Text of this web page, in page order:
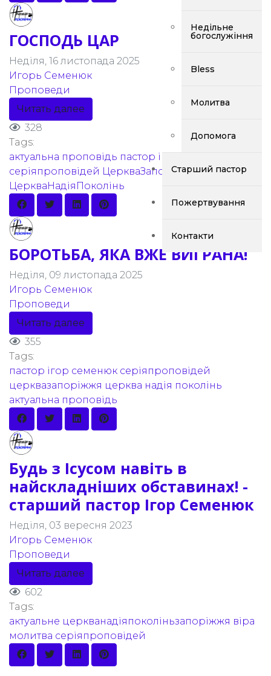
Недільне
богослужіння
Bless
Молитва
Допомога
Старший пастор
Пожертвування
Контакти
ГОСПОДЬ ЦАР
Неділя, 16 листопада 2025
Игорь Семенюк
Проповеди
Читать далее
328
Tags:
актуальна проповідь пастор ігор семенюк
серіяпроповідей ЦеркваЗапоріжжя
ЦеркваНадіяПоколінь
БОРОТЬБА, ЯКА ВЖЕ ВИГРАНА!
Неділя, 09 листопада 2025
Игорь Семенюк
Проповеди
Читать далее
355
Tags:
пастор ігор семенюк серіяпроповідей
церквазапоріжжя церква надія поколінь
актуальна проповідь
Будь з Ісусом навіть в
найскладніших обставинах! -
старший пастор Ігор Семенюк
Неділя, 03 вересня 2023
Игорь Семенюк
Проповеди
Читать далее
602
Tags:
актуальне церкванадіяпоколіньзапоріжжя віра
молитва серіяпроповідей